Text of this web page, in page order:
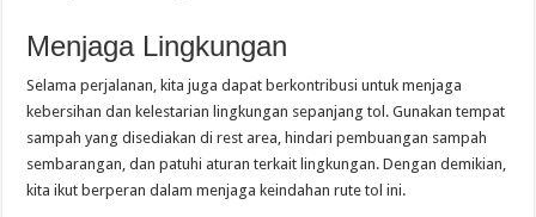
Menjaga Lingkungan
Selama perjalanan, kita juga dapat berkontribusi untuk menjaga
kebersihan dan kelestarian lingkungan sepanjang tol. Gunakan tempat
sampah yang disediakan di rest area, hindari pembuangan sampah
sembarangan, dan patuhi aturan terkait lingkungan. Dengan demikian,
kita ikut berperan dalam menjaga keindahan rute tol ini.